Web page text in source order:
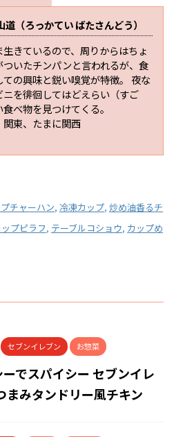
道（ろっかてい ばたさんどう）
生きているので、周りからはちょ
ついたチンパンと言われるが、食
の興味と鋭い嗅覚が特徴。 夜な
ニを徘徊してはどえらい（すご
べ物を見つけてくる。
関東、たまに関西
チャーハン, 冷凍カップ, 炒め油香るチ
プピラフ, テーブルコショウ, カップめ
セブンイレブン お惣菜
でスパイシー セブンイレ
まみタンドリー風チキン